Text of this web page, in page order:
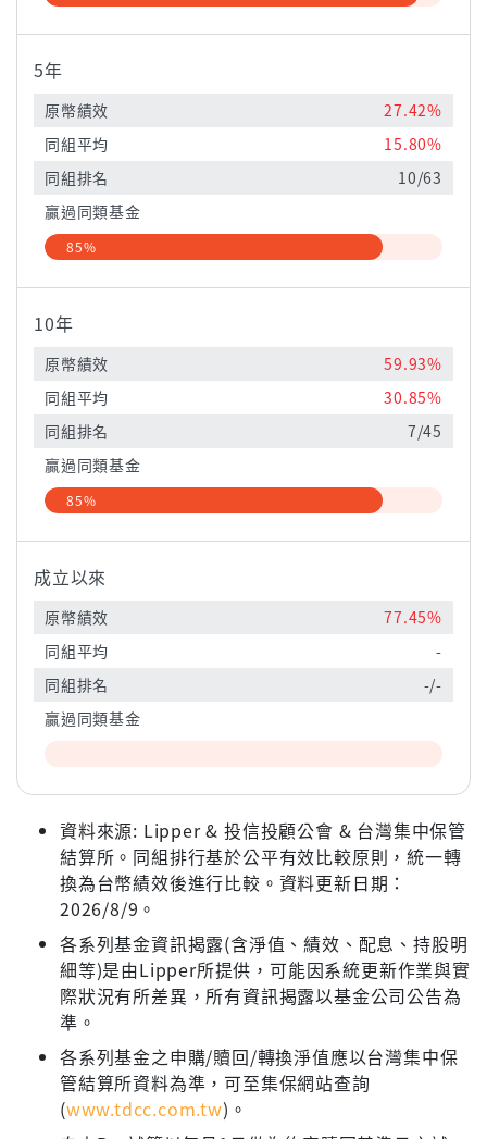
5年
原幣績效
27.42%
同組平均
15.80%
同組排名
10/63
贏過同類基金
85%
10年
原幣績效
59.93%
同組平均
30.85%
同組排名
7/45
贏過同類基金
85%
成立以來
原幣績效
77.45%
同組平均
-
同組排名
-/-
贏過同類基金
資料來源: Lipper & 投信投顧公會 & 台灣集中保管
結算所。同組排行基於公平有效比較原則，統一轉
換為台幣績效後進行比較。資料更新日期：
2026/8/9。
各系列基金資訊揭露(含淨值、績效、配息、持股明
細等)是由Lipper所提供，可能因系統更新作業與實
際狀況有所差異，所有資訊揭露以基金公司公告為
準。
各系列基金之申購/贖回/轉換淨值應以台灣集中保
管結算所資料為準，可至集保網站查詢
(www.tdcc.com.tw)。